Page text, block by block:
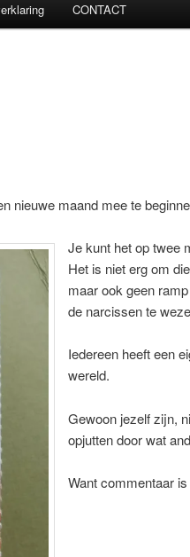
CONTACT
nieuwe maand mee te
Je kunt het op twee
Het is niet erg om
maar ook geen
de narcissen te
Iedereen heeft een
wereld.
Gewoon jezelf zijn,
opjutten door wat
Want commentaar